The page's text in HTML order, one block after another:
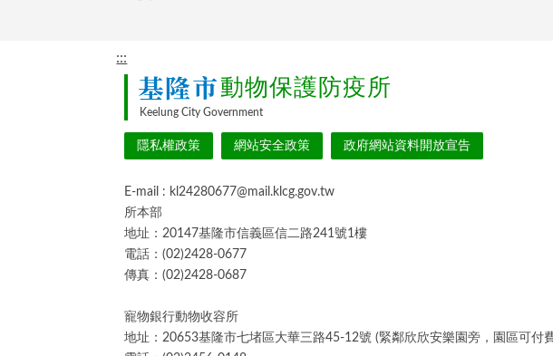
:::
基隆市動物保護防疫所
Keelung City Government
隱私權政策 網站安全政策 政府網站資料開放宣告
E-mail : kl24280677@mail.klcg.gov.tw
所本部
地址：20147基隆市信義區信二路241號1樓
電話：(02)2428-0677
傳真：(02)2428-0687
寵物銀行動物收容所
地址：20653基隆市七堵區大華三路45-12號 (緊鄰欣欣安樂園旁，園區可付